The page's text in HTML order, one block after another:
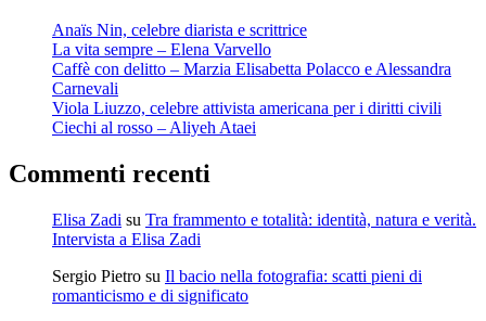
Anaïs Nin, celebre diarista e scrittrice
La vita sempre – Elena Varvello
Caffè con delitto – Marzia Elisabetta Polacco e Alessandra
Carnevali
Viola Liuzzo, celebre attivista americana per i diritti civili
Ciechi al rosso – Aliyeh Ataei
Commenti recenti
Elisa Zadi su Tra frammento e totalità: identità, natura e verità.
Intervista a Elisa Zadi
Sergio Pietro su Il bacio nella fotografia: scatti pieni di
romanticismo e di significato